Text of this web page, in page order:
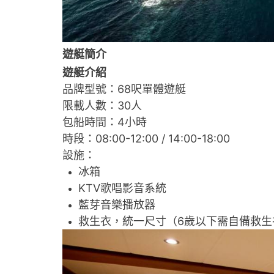
遊艇簡介
遊艇介紹
品牌型號：68呎單體遊艇
限載人數：30人
包船時間：4小時
時段：08:00-12:00 / 14:00-18:00
設施：
冰箱
KTV歌唱影音系統
藍芽音樂播放器
救生衣，統一尺寸（6歲以下需自備救